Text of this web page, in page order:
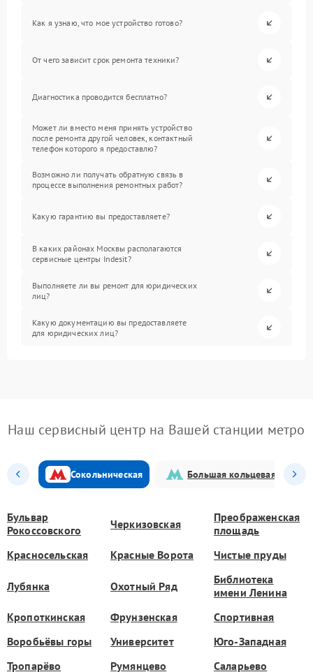
Как я узнаю, что мое устройство готово?
От чего зависит срок ремонта техники?
Диагностика проводится бесплатно?
Может ли вместо меня принять устройство
после ремонта другой человек, контактный
телефон которого я предоставлю?
Возможно ли получать обратную связь в
процессе выполнения ремонтных работ?
Какую гарантию вы предоставляете?
В каких районах Москвы располагаются
сервисные центры Indesit?
Выполняете ли вы ремонт для юридических
лиц?
Какую документацию вы предоставляете
для юридических лиц?
Наш сервисный центр на Вашей станции метро
Сокольническая Большая кольцевая
Бульвар
Рокоссовского
Черкизовская
Преображенская
площадь
Красносельская
Красные Ворота Чистые пруды
Лубянка Охотный Ряд
Библиотека
имени Ленина
Кропоткинская
Фрунзенская
Спортивная
Воробьёвы горы
Университет
Юго-Западная
Тропарёво
Румянцево Саларьево